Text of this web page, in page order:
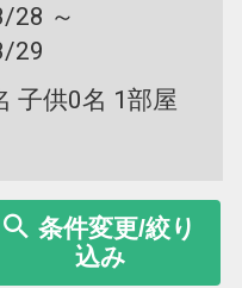
28 ～
29
子供0名 1部屋
条件変更/絞り
込み